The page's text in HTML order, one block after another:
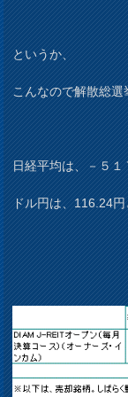
というか、
こんなので解散総
日経平均は、－５１
ドル円は、116.24